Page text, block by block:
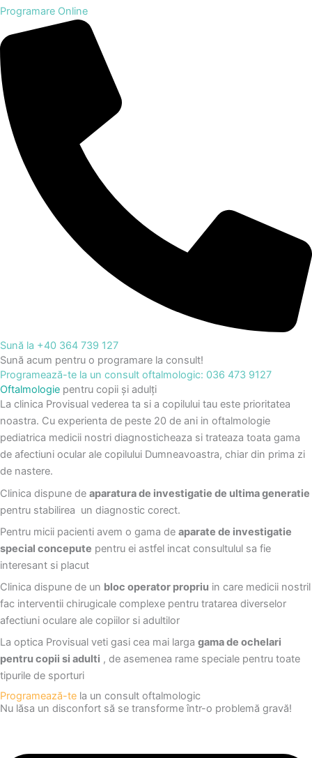
Programare Online
Sună la +40 364 739 127
Sună acum pentru o programare la consult!
Programează-te la un consult oftalmologic: 036 473 9127
Oftalmologie pentru copii și adulți
La clinica Provisual vederea ta si a copilului tau este prioritatea
noastra. Cu experienta de peste 20 de ani in oftalmologie
pediatrica medicii nostri diagnosticheaza si trateaza toata gama
de afectiuni ocular ale copilului Dumneavoastra, chiar din prima zi
de nastere.
Clinica dispune de aparatura de investigatie de ultima generatie
pentru stabilirea un diagnostic corect.
Pentru micii pacienti avem o gama de aparate de investigatie
special concepute pentru ei astfel incat consultulul sa fie
interesant si placut
Clinica dispune de un bloc operator propriu in care medicii nostril
fac interventii chirugicale complexe pentru tratarea diverselor
afectiuni oculare ale copiilor si adultilor
La optica Provisual veti gasi cea mai larga gama de ochelari
pentru copii si adulti , de asemenea rame speciale pentru toate
tipurile de sporturi
Programează-te la un consult oftalmologic
Nu lăsa un disconfort să se transforme într-o problemă gravă!